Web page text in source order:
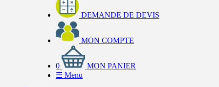
DEMANDE DE DEVIS
MON COMPTE
0
MON PANIER
☰ Menu